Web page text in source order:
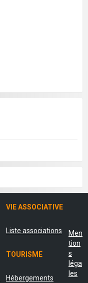
VIE ASSOCIATIVE
Liste associations
TOURISME
Hébergements
Men
tion
s
léga
les